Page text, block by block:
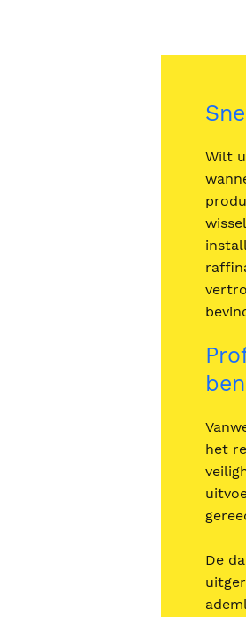
Wilt
het
De